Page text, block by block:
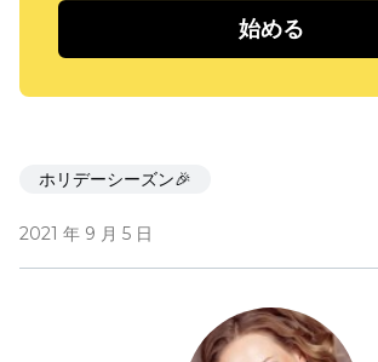
始める
ホリデーシーズン🎉
2021 年 9 月 5 日